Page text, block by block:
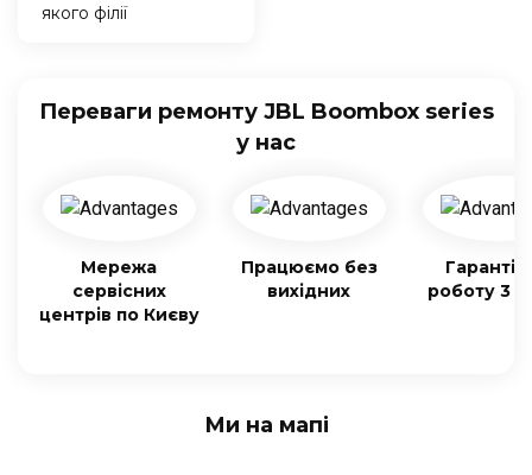
якого філії
Переваги ремонту JBL Boombox series
у нас
Мережа
сервісних
центрів по Києву
Працюємо без
вихідних
Гарантія
роботу 3
Ми на мапі